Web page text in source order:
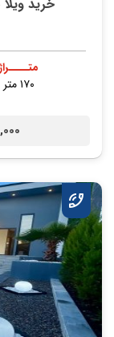
خرید ویلا ۱۷۰ متری شهرکی در افراسیاب کلا نور
۱۷۰ متر